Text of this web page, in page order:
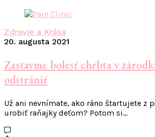
Zdravie a Krása
20. augusta 2021
Zastavme bolesť chrbta v
odstrániť
Už ani nevnímate, ako ráno štartujete z
urobiť raňajky deťom? Potom si…